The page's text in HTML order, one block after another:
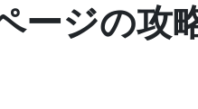
ージの攻